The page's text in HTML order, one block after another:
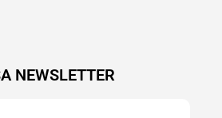
NEWSLETTER